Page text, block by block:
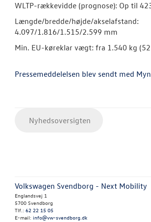
WLTP-rækkevidde (prognose): Op til
Længde/bredde/højde/akselafstand:
4.097/1.816/1.515/2.599 mm
Min. EU-køreklar vægt: fra 1.540 kg
Pressemeddelelsen blev sendt med
Nyhedsoversigten
Volkswagen Svendborg - Next Mobility
Englandsvej 1
5700 Svendborg
Tlf.: 62 22 15 05
E-mail: info@vw-svendborg.dk